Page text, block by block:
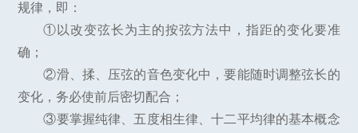
规律，即：
①以改变弦长为主的按弦方法中，指距的变化要准
确；
②滑、揉、压弦的音色变化中，要能随时调整弦长的
变化，务必使前后密切配合；
③要掌握纯律、五度相生律、十二平均律的基本概念